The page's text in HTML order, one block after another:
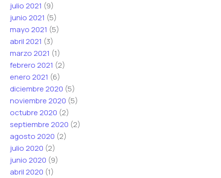
julio 2021 (9)
junio 2021 (5)
mayo 2021 (5)
abril 2021 (3)
marzo 2021 (1)
febrero 2021 (2)
enero 2021 (6)
diciembre 2020 (5)
noviembre 2020 (5)
octubre 2020 (2)
septiembre 2020 (2)
agosto 2020 (2)
julio 2020 (2)
junio 2020 (9)
abril 2020 (1)